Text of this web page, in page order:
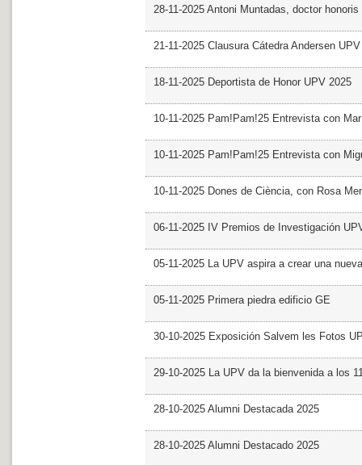
28-11-2025 Antoni Muntadas, doctor
21-11-2025 Clausura Cátedra Andersen UPV
18-11-2025 Deportista de Honor UPV 2025
10-11-2025 Pam!Pam!25 Entrevista con
10-11-2025 Pam!Pam!25 Entrevista con
10-11-2025 Dones de Ciència, con Rosa
06-11-2025 IV Premios de Investigación
05-11-2025 La UPV aspira a crear una
05-11-2025 Primera piedra edificio GE
30-10-2025 Exposición Salvem les Fotos
29-10-2025 La UPV da la bienvenida a los
28-10-2025 Alumni Destacada 2025
28-10-2025 Alumni Destacado 2025